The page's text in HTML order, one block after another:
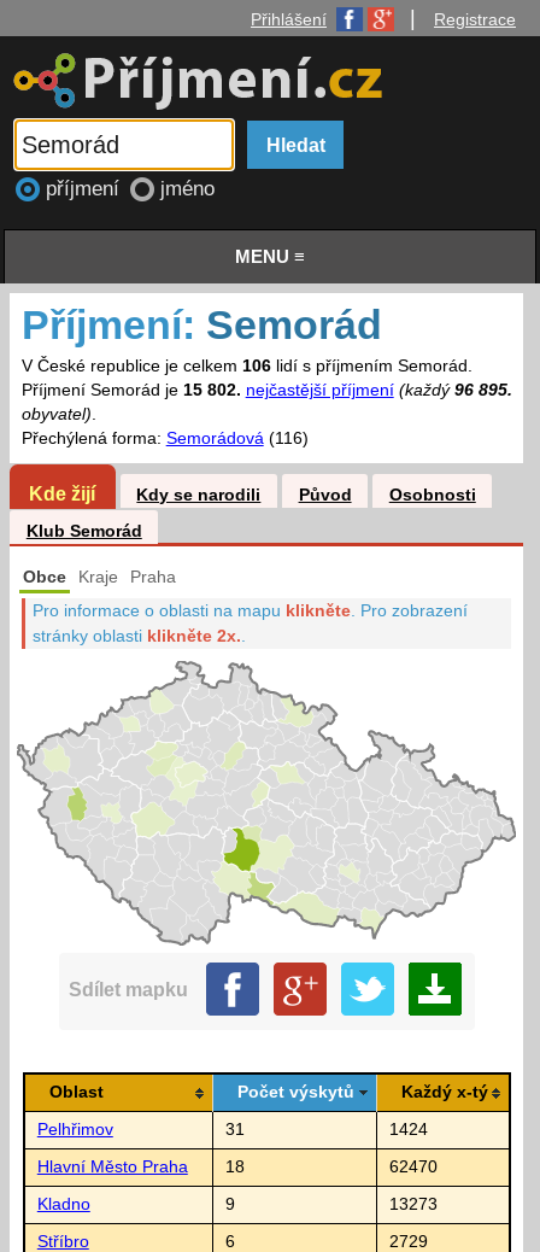
Přihlášení Registrace
příjmení jméno
MENU ≡
Příjmení: Semorád
V České republice je celkem 106lidí s příjmením Semorád.
Příjmení Semorád je 15 802. nejčastější příjmení (každý 96 895.
obyvatel).
Přechýlená forma: Semorádová(116)
Kde žijí Kdy se narodili Původ
Osobnosti
Klub Semorád
Obce Kraje Praha
Pro informace o oblasti na mapu klikněte Pro zobrazení
stránky oblasti klikněte 2x.
Sdílet mapku
Oblast Počet výskytů Každý x-tý
Pelhřimov 31 1424
Hlavní Město Praha 18 62470
Kladno 9 13273
Stříbro 6 2729